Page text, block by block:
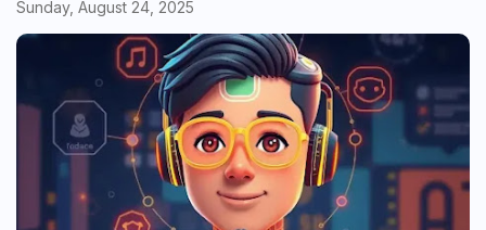
Sunday, August 24, 2025